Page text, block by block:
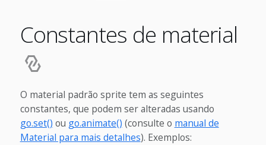
Constantes de material
O material padrão sprite tem as seguintes
constantes, que podem ser alteradas usando
go.set() ou go.animate() (consulte o manual de
Material para mais detalhes). Exemplos: